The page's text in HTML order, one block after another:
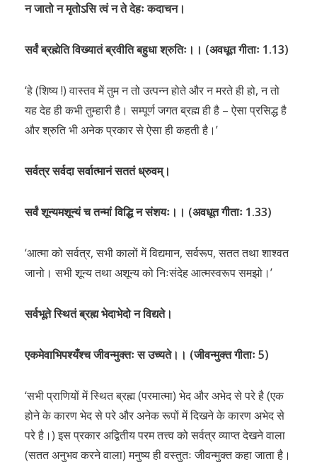
न जातो न मृतोऽसि त्वं न ते देहः कदाचन।
सर्वं ब्रह्मेति विख्यातं ब्रवीति बहुधा श्रुतिः।। (अवधूत गीताः 1.13)
‘हे (शिष्य !) वास्तव में तुम न तो उत्पन्न होते और न मरते ही हो, न तो
यह देह ही कभी तुम्हारी है। सम्पूर्ण जगत ब्रह्म ही है – ऐसा प्रसिद्ध है
और श्रुति भी अनेक प्रकार से ऐसा ही कहती है।’
सर्वत्र सर्वदा सर्वात्मानं सततं ध्रुवम्।
सर्वं शून्यमशून्यं च तन्मां विद्धि न संशयः।। (अवधूत गीताः 1.33)
‘आत्मा को सर्वत्र, सभी कालों में विद्यमान, सर्वरूप, सतत तथा शाश्वत
जानो। सभी शून्य तथा अशून्य को निःसंदेह आत्मस्वरूप समझो।’
सर्वभूते स्थितं ब्रह्म भेदाभेदो न विद्यते।
एकमेवाभिपश्यँश्च जीवन्मुक्तः स उच्यते।। (जीवन्मुक्त गीताः 5)
‘सभी प्राणियों में स्थित ब्रह्म (परमात्मा) भेद और अभेद से परे है (एक
होने के कारण भेद से परे और अनेक रूपों में दिखने के कारण अभेद से
परे है।) इस प्रकार अद्वितीय परम तत्त्व को सर्वत्र व्याप्त देखने वाला
(सतत अनुभव करने वाला) मनुष्य ही वस्तुतः जीवन्मुक्त कहा जाता है।